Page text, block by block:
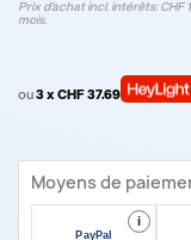
Prix d’achat incl. intérêts: CHF
mois.
ou3 x CHF 37.69
Moyens de
i